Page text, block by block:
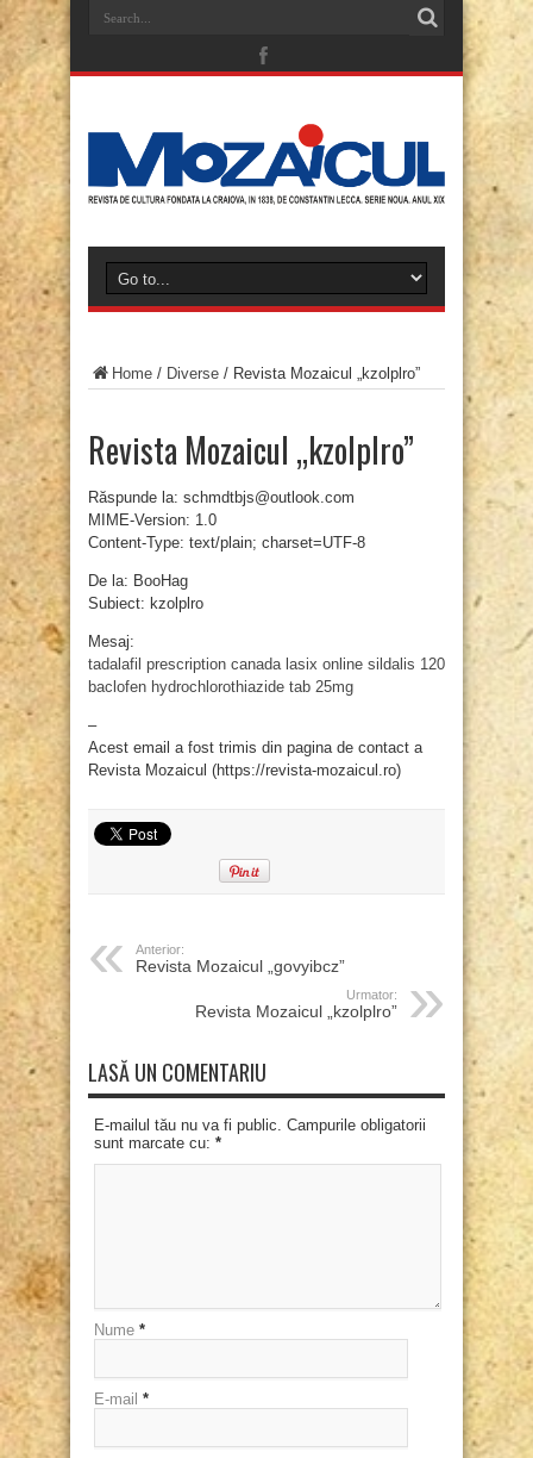
Home / Diverse / Revista Mozaicul „kzolplro”
Revista Mozaicul „kzolplro”
Răspunde la: schmdtbjs@outlook.com
MIME-Version: 1.0
Content-Type: text/plain; charset=UTF-8
De la: BooHag
Subiect: kzolplro
Mesaj:
tadalafil prescription canada lasix online sildalis 120
baclofen hydrochlorothiazide tab 25mg
–
Acest email a fost trimis din pagina de contact a
Revista Mozaicul (https://revista-mozaicul.ro)
Anterior:
Revista Mozaicul „govyibcz”
Urmator:
Revista Mozaicul „kzolplro”
LASĂ UN COMENTARIU
E-mailul tău nu va fi public. Campurile obligatorii
sunt marcate cu: *
Nume *
E-mail *